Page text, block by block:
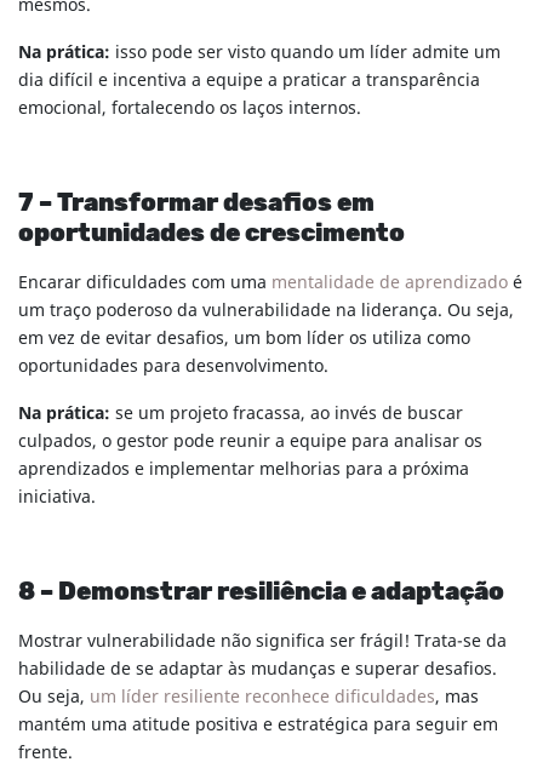
mesmos.
Na prática: isso pode ser visto quando um líder admite um
dia difícil e incentiva a equipe a praticar a transparência
emocional, fortalecendo os laços internos.
7 – Transformar desafios em
oportunidades de crescimento
Encarar dificuldades com uma mentalidade de aprendizadoé
um traço poderoso da vulnerabilidade na liderança. Ou seja,
em vez de evitar desafios, um bom líder os utiliza como
oportunidades para desenvolvimento.
Na prática: se um projeto fracassa, ao invés de buscar
culpados, o gestor pode reunir a equipe para analisar os
aprendizados e implementar melhorias para a próxima
iniciativa.
8 – Demonstrar resiliência e adaptação
Mostrar vulnerabilidade não significa ser frágil! Trata-se da
habilidade de se adaptar às mudanças e superar desafios.
Ou seja, um líder resiliente reconhece dificuldades, mas
mantém uma atitude positiva e estratégica para seguir em
frente.